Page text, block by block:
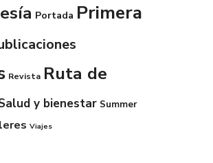
Portada Primera
Revista Ruta de
y bienestar Summer
Viajes